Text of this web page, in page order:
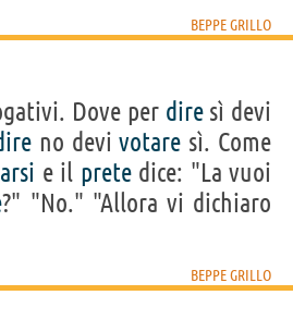
BEPPE GRILLO
Dove per diresì devi
no devivotare sì. Come
e il pretedice: "La vuoi
?" "No." "Allora vi dichiaro
BEPPE GRILLO